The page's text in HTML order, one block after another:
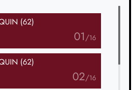
(62)
01/16
(62)
02/16